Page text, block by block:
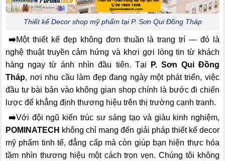
Thiết kế Decor shop mỹ phẩm tại P. Sơn Qui Đồng Tháp
➡️Một thiết kế đẹp không đơn thuần là trang trí — đó là
nghệ thuật truyền cảm hứng và khơi gợi lòng tin từ khách
hàng ngay từ ánh nhìn đầu tiên. Tại
P. Sơn Qui Đồng
Tháp, nơi nhu cầu làm đẹp đang ngày một phát triển, việc
đầu tư bài bản vào không gian shop chính là bước đi chiến
lược để khẳng định thương hiệu trên thị trường cạnh tranh.
➡️Với đội ngũ kiến trúc sư sáng tạo và giàu kinh nghiệm,
POMINATECH không chỉ mang đến giải pháp thiết kế decor
mỹ phẩm tinh tế, đẳng cấp mà còn giúp bạn hiện thực hóa
tầm nhìn thương hiệu một cách trọn vẹn. Chúng tôi không